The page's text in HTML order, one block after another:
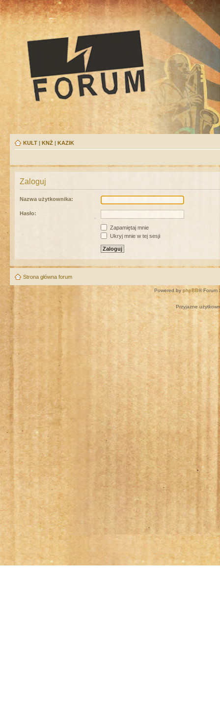
KULT | KNŻ | KAZIK
Zaloguj
Nazwa użytkownika:
Hasło:
Zapamiętaj mnie
Ukryj mnie w tej sesji
Strona główna forum
Powered by phpBB® Forum
Przyjazne